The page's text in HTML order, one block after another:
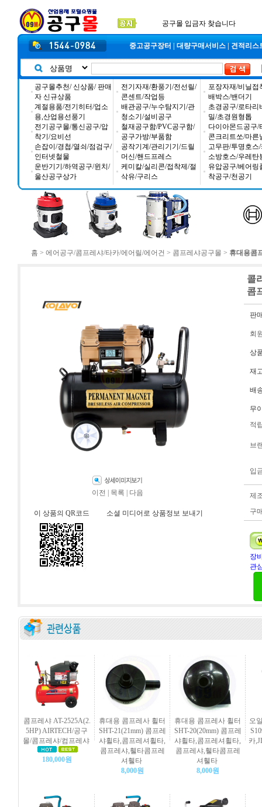
입금자 *덕진 고객님 찾습니다
중고공구장터 대량구매서비스 견적리스
공구몰추천/ 신상품/ 판매
자 신규상품
계절용품/전기히터/업소
용,산업용선풍기
전기공구몰/통신공구/압
착기/요비선
손잡이/경첩/열쇠/점검구/
인터넷철물
운반기기/하역공구/윈치/
울산공구상가
전기자재/환풍기/전선릴/
콘센트/작업등
배관공구/누수탐지기/관
청소기/설비공구
철재공구함/PVC공구함/
공구가방/부품함
공작기계/관리기기/드릴
머신/핸드프레스
케미칼/실리콘/접착제/절
삭유/구리스
포장자재/비닐접
배박스/밴더기
초경공구/로타리
밀/초경원형톱
다이아몬드공구/
콘크리트쏘/마른
고무판/투명호스
소방호스/우레탄
유압공구/베어링
착공구/천공기
홈 > 에어공구/콤프레샤/타카/에어릴/에어건 > 콤프레샤공구몰 > 휴대용콤
이전 목록 다음
이 상품의 QR코드 소셜 미디어로 상품정보 보내기
콜
콤
판
회
상
재
배
무
적
브
입
제
구
장
관
콤프레샤 AT-2525A(2.
5HP) AIRTECH/공구
몰/콤프레샤/컴프레샤
180,000원
휴대용 콤프레사 휠터
SHT-21(21mm) 콤프레
샤휠타,콤프레셔휠타,
콤프레샤,휄타콤프레
셔휄타
8,000원
휴대용 콤프레사 휠터
SHT-20(20mm) 콤프레
샤휠타,콤프레셔휠타,
콤프레샤,휄타콤프레
셔휄타
8,000원
오
카